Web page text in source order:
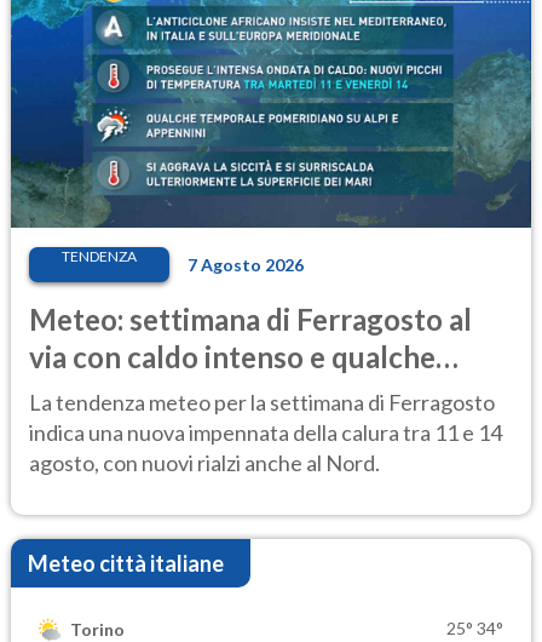
TENDENZA 7 Agosto 2026
Meteo: settimana di Ferragosto al
via con caldo intenso e qualche
temporale
La tendenza meteo per la settimana di Ferragosto
indica una nuova impennata della calura tra 11 e 14
agosto, con nuovi rialzi anche al Nord.
Meteo città italiane
Torino 25° 34°